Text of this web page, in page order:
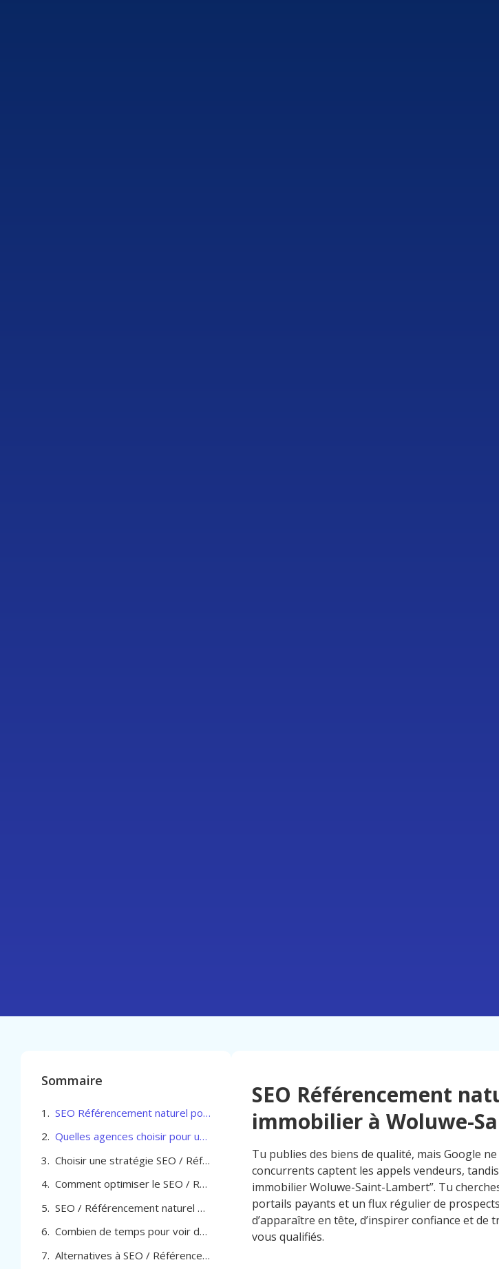
Sommaire
SEO Référencement naturel pour Agent immobilier à Woluwe-Saint-Lambert
Quelles agences choisir pour un SEO Référencement naturel pour Agent immobilier à Woluwe-Saint-Lambert
Choisir une stratégie SEO / Référencement naturel pour Agent immobilier à Woluwe-Saint-Lambert
Comment optimiser le SEO / Référencement naturel pour Agent immobilier à Woluwe-Saint-Lambert
SEO / Référencement naturel pour Agent immobilier à Woluwe-Saint-Lambert
Combien de temps pour voir des résultats SEO pour ton agence immobilière à Woluwe Saint Lambert
Alternatives à SEO / Référencement naturel pour Agent immobilier à Woluwe-Saint-Lambert
SEO Référencement
immobilier à Woluwe-
Tu publies des biens de qualité, mais Google
concurrents captent les appels vendeurs,
immobilier Woluwe-Saint-Lambert”. Tu
portails payants et un flux régulier de
d’apparaître en tête, d’inspirer confiance et
vous qualifiés.